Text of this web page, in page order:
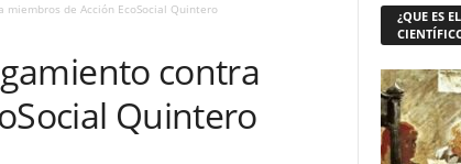
de Acción EcoSocial Quintero
contra
Quintero
¿QUE ES